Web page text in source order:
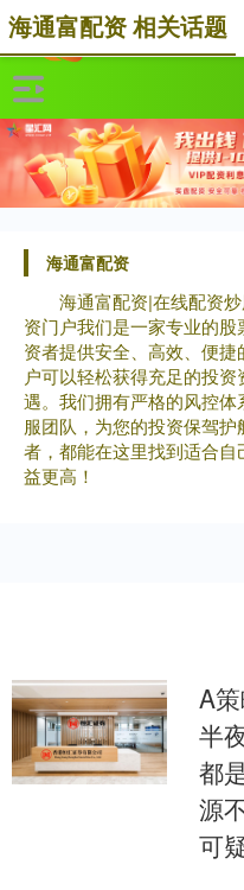
海通富配资
海通富配资|在线配资
资门户我们是一家专业的
资者提供安全、高效、便
户可以轻松获得充足的投
遇。我们拥有严格的风控
服团队，为您的投资保驾
者，都能在这里找到适合
益更高！
海通富配资 相关话题
A
半
都
源
可